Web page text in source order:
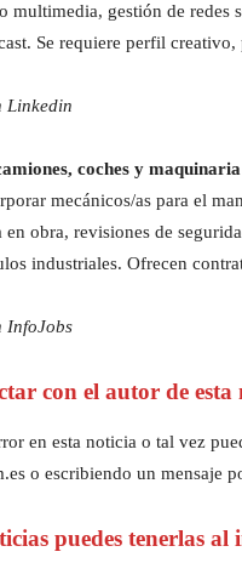
multimedia, gestión de
Se requiere perfil
Linkedin
coches y
mecánicos/as para el
en obra, revisiones de
industriales. Ofrecen
InfoJobs
con el autor de esta
en esta noticia o tal vez
o escribiendo un mensaje
puedes tenerlas